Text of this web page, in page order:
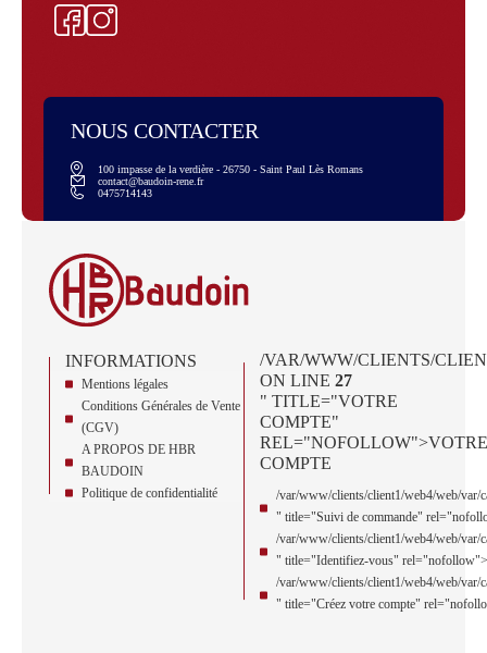
Facebook
NOUS CONTACTER
100 impasse de la verdière - 26750 - Saint Paul Lès Romans
contact@baudoin-rene.fr
0475714143
INFORMATIONS
Mentions légales
Conditions Générales de Vente
(CGV)
A PROPOS DE HBR
BAUDOIN
Politique de confidentialité
/VAR/WWW/CLIENTS/
ON LINE 27
" TITLE="VOTRE
COMPTE"
REL="NOFOLLOW">VOTRE
COMPTE
/var/www/clients/client1/web4/web/var/
" title="Suivi de commande"
/var/www/clients/client1/web4/web/var/
" title="Identifiez-vous"
/var/www/clients/client1/web4/web/var/
" title="Créez votre compte"